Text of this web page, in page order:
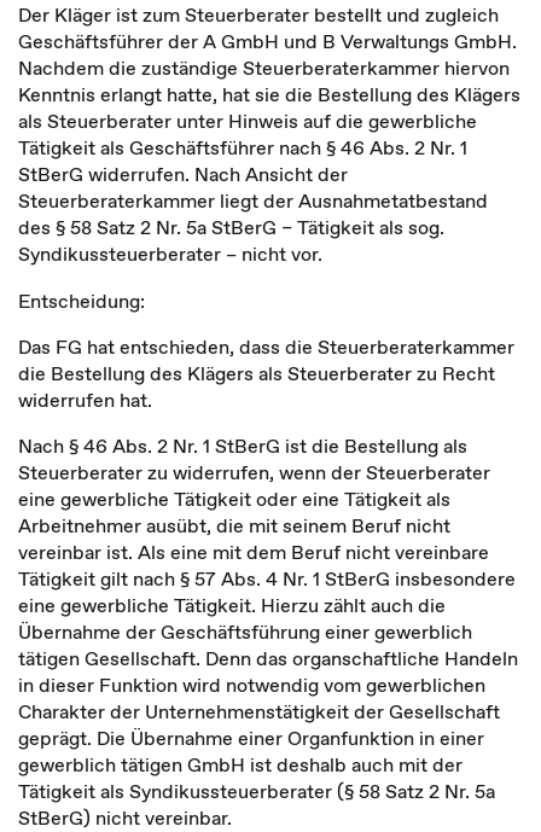
Der Kläger ist zum Steuerberater bestellt und zugleich
Geschäftsführer der A GmbH und B Verwaltungs GmbH.
Nachdem die zuständige Steuerberaterkammer hiervon
Kenntnis erlangt hatte, hat sie die Bestellung des Klägers
als Steuerberater unter Hinweis auf die gewerbliche
Tätigkeit als Geschäftsführer nach § 46 Abs. 2 Nr. 1
StBerG widerrufen. Nach Ansicht der
Steuerberaterkammer liegt der Ausnahmetatbestand
des § 58 Satz 2 Nr. 5a StBerG – Tätigkeit als sog.
Syndikussteuerberater – nicht vor.
Entscheidung:
Das FG hat entschieden, dass die Steuerberaterkammer
die Bestellung des Klägers als Steuerberater zu Recht
widerrufen hat.
Nach § 46 Abs. 2 Nr. 1 StBerG ist die Bestellung als
Steuerberater zu widerrufen, wenn der Steuerberater
eine gewerbliche Tätigkeit oder eine Tätigkeit als
Arbeitnehmer ausübt, die mit seinem Beruf nicht
vereinbar ist. Als eine mit dem Beruf nicht vereinbare
Tätigkeit gilt nach § 57 Abs. 4 Nr. 1 StBerG insbesondere
eine gewerbliche Tätigkeit. Hierzu zählt auch die
Übernahme der Geschäftsführung einer gewerblich
tätigen Gesellschaft. Denn das organschaftliche Handeln
in dieser Funktion wird notwendig vom gewerblichen
Charakter der Unternehmenstätigkeit der Gesellschaft
geprägt. Die Übernahme einer Organfunktion in einer
gewerblich tätigen GmbH ist deshalb auch mit der
Tätigkeit als Syndikussteuerberater (§ 58 Satz 2 Nr. 5a
StBerG) nicht vereinbar.